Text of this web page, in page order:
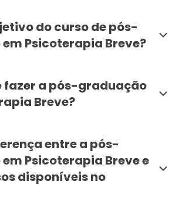
do curso de pós-
Psicoterapia Breve?
fazer a pós-graduação
Breve?
entre a pós-
Psicoterapia Breve e
disponíveis no